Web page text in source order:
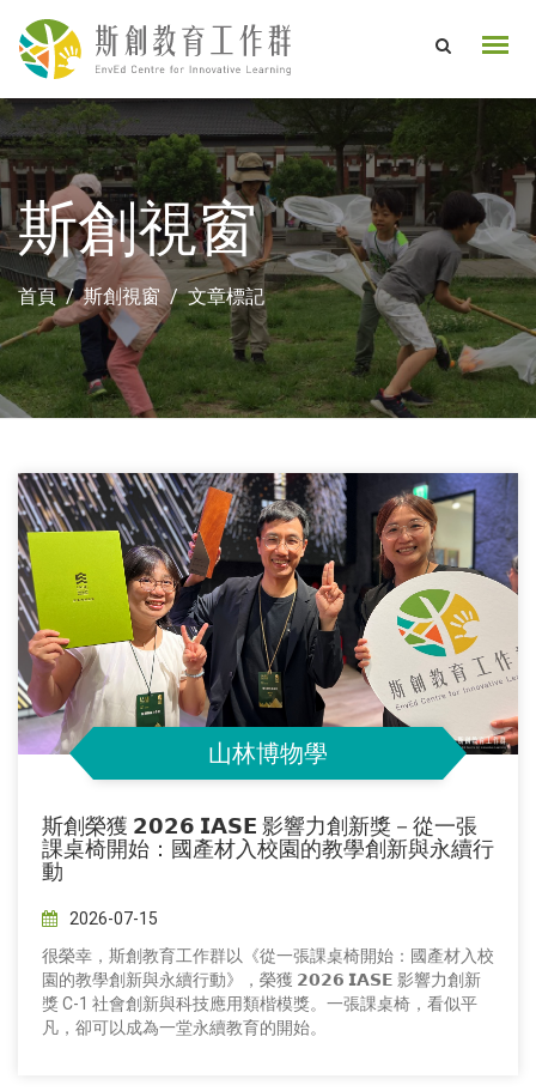
斯創視窗
首頁 斯創視窗 文章標記
山林博物學
斯創榮獲 𝟮𝟬𝟮𝟲 𝗜𝗔𝗦𝗘 影響力創新獎－從一張
課桌椅開始：國產材入校園的教學創新與永續行
動
2026-07-15
很榮幸，斯創教育工作群以《從一張課桌椅開始：國產材入校
園的教學創新與永續行動》，榮獲 𝟮𝟬𝟮𝟲 𝗜𝗔𝗦𝗘 影響力創新
獎 C-1 社會創新與科技應用類楷模獎。一張課桌椅，看似平
凡，卻可以成為一堂永續教育的開始。